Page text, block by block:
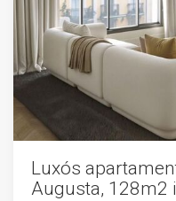
Luxós
Augusta, 128m2